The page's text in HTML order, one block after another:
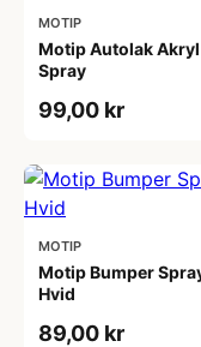
MOTIP
Motip Autolak Akryl
Spray
99,00 kr
MOTIP
Motip Bumper
Hvid
89,00 kr